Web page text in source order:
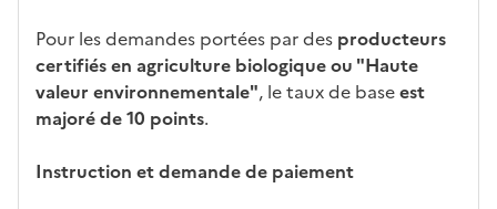
Pour les demandes portées par des producteurs
certifiés en agriculture biologique ou "Haute
valeur environnementale", le taux de baseest
majoré de 10 points.
Instruction et demande de paiement